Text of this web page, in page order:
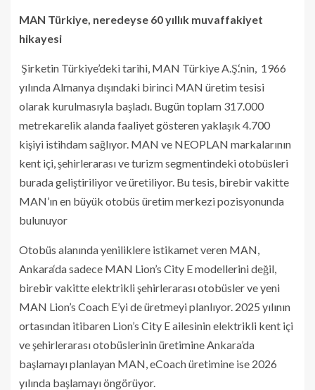
MAN Türkiye, neredeyse 60 yıllık muvaffakiyet
hikayesi
Şirketin Türkiye’deki tarihi, MAN Türkiye A.Ş.‘nin, 1966
yılında Almanya dışındaki birinci MAN üretim tesisi
olarak kurulmasıyla başladı. Bugün toplam 317.000
metrekarelik alanda faaliyet gösteren yaklaşık 4.700
kişiyi istihdam sağlıyor. MAN ve NEOPLAN markalarının
kent içi, şehirlerarası ve turizm segmentindeki otobüsleri
burada geliştiriliyor ve üretiliyor. Bu tesis, birebir vakitte
MAN’ın en büyük otobüs üretim merkezi pozisyonunda
bulunuyor
Otobüs alanında yeniliklere istikamet veren MAN,
Ankara‘da sadece MAN Lion’s City E modellerini değil,
birebir vakitte elektrikli şehirlerarası otobüsler ve yeni
MAN Lion’s Coach E’yi de üretmeyi planlıyor. 2025 yılının
ortasından itibaren Lion’s City E ailesinin elektrikli kent içi
ve şehirlerarası otobüslerinin üretimine Ankara’da
başlamayı planlayan MAN, eCoach üretimine ise 2026
yılında başlamayı öngörüyor.